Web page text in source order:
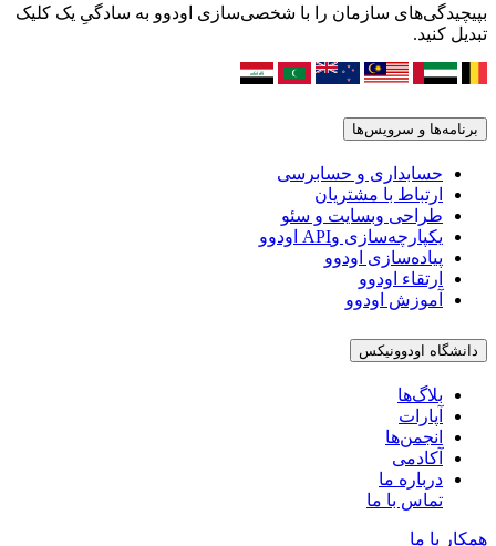
بپیچیدگی‌های سازمان را با شخصی‌سازی اودوو به سادگیِ یک کلیک
تبدیل کنید.
برنامه‌ها و سرویس‌ها
حسابداری و حسابرسی
ارتباط با مشتریان
طراحی وبسایت و سئو
یکپارچه‌سازی وAPI اودوو
پیاده‌سازی اودوو
ارتقاء اودوو
آموزش اودوو
دانشگاه اودوونیکس
بلاگ‌ها
آپارات
انجمن‌ها
آکادمی
درباره ما
تماس با ما
همکار با ما